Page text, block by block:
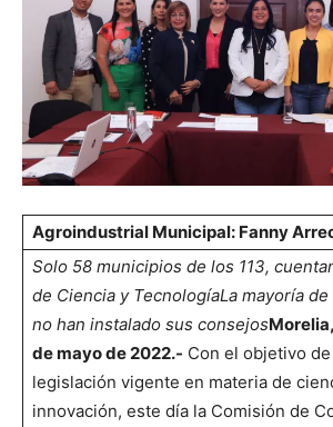
Agroindustrial Municipal: Fanny
Solo 58 municipios de los 113,
de Ciencia y TecnologíaLa mayoría
no han instalado sus consejos
de mayo de 2022.- Con el objetivo
legislación vigente en materia de
innovación, este día la Comisión de